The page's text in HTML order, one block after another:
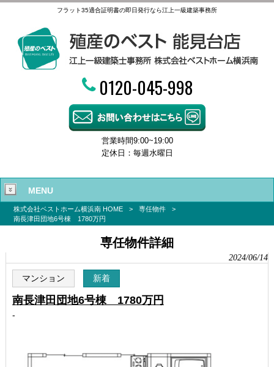
フラット35適合証明書の即日発行なら江上一級建築事務所
0120-045-998
営業時間9:00~19:00
定休日：毎週水曜日
MENU
株式会社ベストホーム横浜南 HOME > 専任物件
>
南長津田団地6号棟 1780万円
専任物件詳細
2024/06/14
マンション 新着
南長津田団地6号棟 1780万円
-